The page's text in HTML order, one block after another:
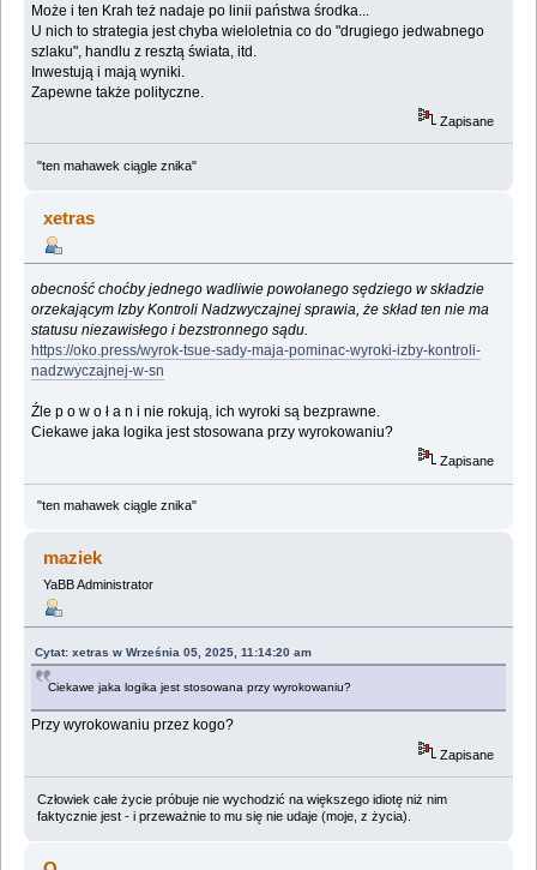
Może i ten Krah też nadaje po linii państwa środka...
U nich to strategia jest chyba wieloletnia co do "drugiego jedwabnego
szlaku", handlu z resztą świata, itd.
Inwestują i mają wyniki.
Zapewne także polityczne.
Zapisane
"ten mahawek ciągle znika"
xetras
obecność choćby jednego wadliwie powołanego sędziego w składzie
orzekającym Izby Kontroli Nadzwyczajnej sprawia, że skład ten nie ma
statusu niezawisłego i bezstronnego sądu.
https://oko.press/wyrok-tsue-sady-maja-pominac-wyroki-izby-kontroli-
nadzwyczajnej-w-sn
Źle p o w o ł a n i nie rokują, ich wyroki są bezprawne.
Ciekawe jaka logika jest stosowana przy wyrokowaniu?
Zapisane
"ten mahawek ciągle znika"
maziek
YaBB Administrator
Cytat: xetras w Września 05, 2025, 11:14:20 am
Ciekawe jaka logika jest stosowana przy wyrokowaniu?
Przy wyrokowaniu przez kogo?
Zapisane
Człowiek całe życie próbuje nie wychodzić na większego idiotę niż nim
faktycznie jest - i przeważnie to mu się nie udaje (moje, z życia).